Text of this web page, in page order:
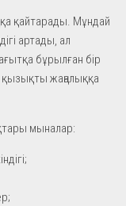
қайтарады. Мұндай
артады, ал
бұрылған бір
жаңалыққа
мыналар: